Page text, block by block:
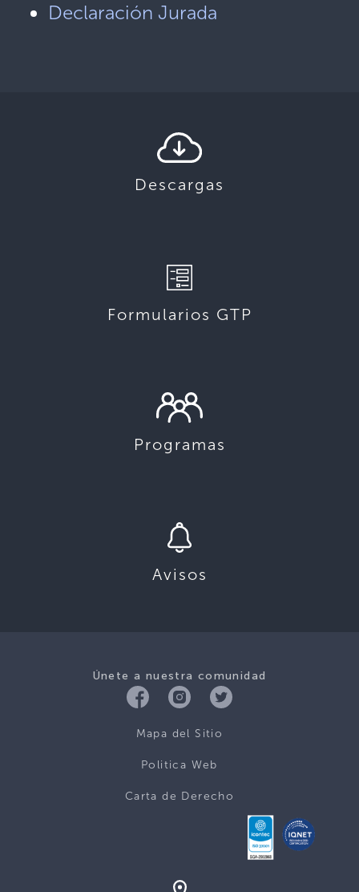
Declaración Jurada
Descargas
Formularios GTP
Programas
Avisos
Únete a nuestra comunidad
Mapa del Sitio
Politica Web
Carta de Derecho